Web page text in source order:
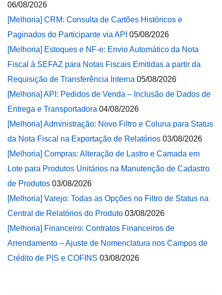
06/08/2026
[Melhoria] CRM: Consulta de Cartões Históricos e
Paginados do Participante via API 05/08/2026
[Melhoria] Estoques e NF-e: Envio Automático da Nota
Fiscal à SEFAZ para Notas Fiscais Emitidas a partir da
Requisição de Transferência Interna 05/08/2026
[Melhoria] API: Pedidos de Venda – Inclusão de Dados de
Entrega e Transportadora 04/08/2026
[Melhoria] Administração: Novo Filtro e Coluna para Status
da Nota Fiscal na Exportação de Relatórios 03/08/2026
[Melhoria] Compras: Alteração de Lastro e Camada em
Lote para Produtos Unitários na Manutenção de Cadastro
de Produtos 03/08/2026
[Melhoria] Varejo: Todas as Opções no Filtro de Status na
Central de Relatórios do Produto 03/08/2026
[Melhoria] Financeiro: Contratos Financeiros de
Arrendamento – Ajuste de Nomenclatura nos Campos de
Crédito de PIS e COFINS 03/08/2026